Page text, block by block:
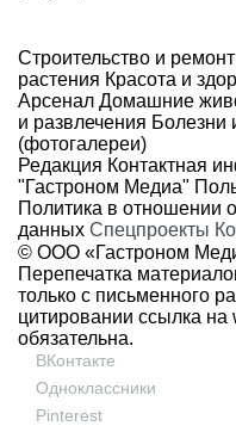
Строительство и ремонт
растения Красота и
Арсенал Домашние
и развлечения Болезни
(фотогалереи)
Редакция Контактная
"Гастроном Медиа"
Политика в отношении
данных Спецпроекты
© ООО «Гастроном
Перепечатка
только с письменного
цитировании ссылка на
обязательна.
ВКонтакте
Одноклассники
Pinterest